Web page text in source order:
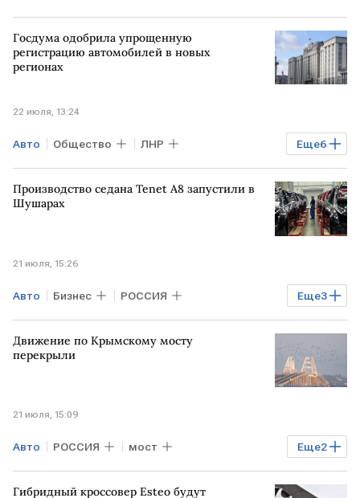
Госдума одобрила упрощенную
регистрацию автомобилей в новых
регионах
22 июля, 13:24
Еще6
Авто Общество ЛНР
Херсонская область УКРАИНА
Госдума
Производство седана Tenet A8 запустили в
Шушарах
21 июля, 15:26
Еще3
Авто Бизнес РОССИЯ
САНКТ-ПЕТЕРБУРГ АГР ШУШАРЫ
Движение по Крымскому мосту
перекрыли
21 июля, 15:09
Еще2
Авто РОССИЯ мост
Крымский мост Общество
Гибридный кроссовер Esteo будут